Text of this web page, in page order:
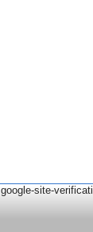
google-site-